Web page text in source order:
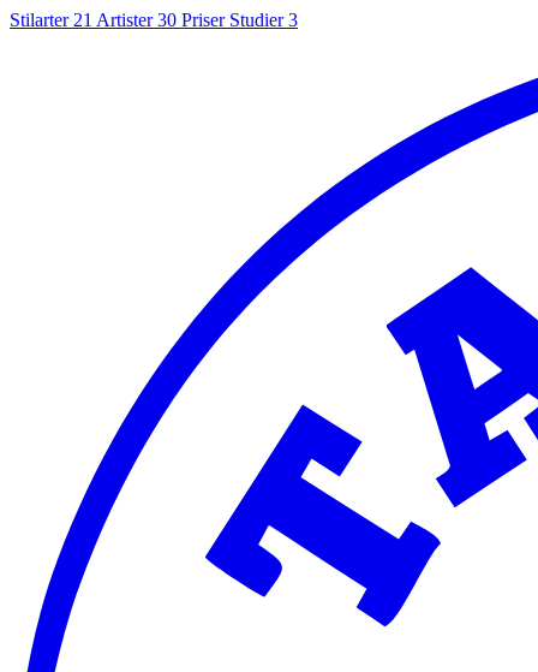
Stilarter 21 Artister30 Priser Studier3